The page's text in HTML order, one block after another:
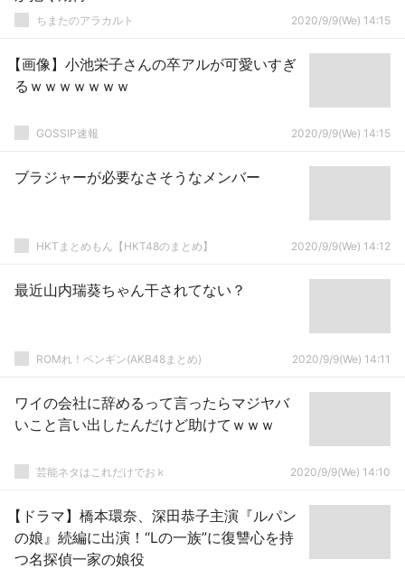
ちまたのアラカルト 2020/9/9(We) 14:15
【画像】小池栄子さんの卒アルが可愛いすぎ
るｗｗｗｗｗｗｗ
GOSSIP速報 2020/9/9(We) 14:15
ブラジャーが必要なさそうなメンバー
HKTまとめもん【HKT48のまとめ】 2020/9/9(We) 14:12
最近山内瑞葵ちゃん干されてない？
ROMれ！ペンギン(AKB48まとめ) 2020/9/9(We) 14:11
ワイの会社に辞めるって言ったらマジヤバ
いこと言い出したんだけど助けてｗｗｗ
芸能ネタはこれだけでおｋ 2020/9/9(We) 14:10
【ドラマ】橋本環奈、深田恭子主演『ルパン
の娘』続編に出演！“Lの一族”に復讐心を持
つ名探偵一家の娘役